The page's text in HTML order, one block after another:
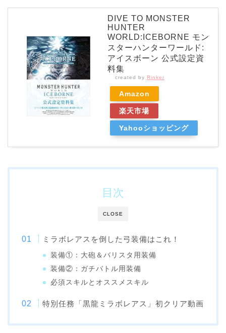
DIVE TO MONSTER
HUNTER
WORLD:ICEBORNE モン
スターハンターワールド:
アイスボーン 公式設定資
料集
created by Rinker
Amazon
楽天市場
Yahooショッピング
CLOSE
目次
ミラボレアスを倒した弓装備はこれ！
装備①：大砲＆バリスタ用装備
装備②：ガチバトル用装備
必須スキルとオススメスキル
特別任務「黒龍ミラボレアス」初クリア動画